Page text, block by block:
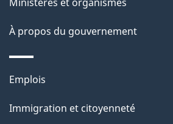
p
a
g
e
À propos du gouvernement
Thèmes
sujets
Emplois
Immigration et citoyenneté